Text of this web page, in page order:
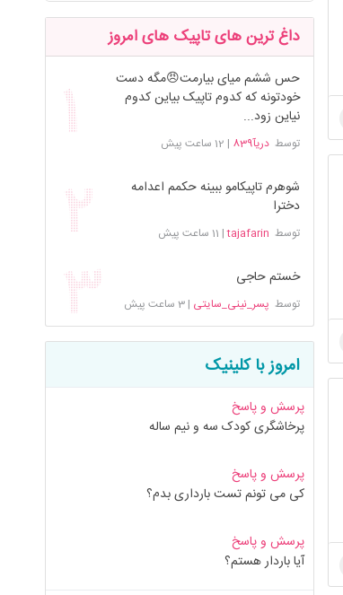
داغ ترین های تاپیک های امروز
حس ششم میای بیارمت😠مگه دست
خودتونه که کدوم تاپیک بیاین کدوم
نیاین زود...
توسطدریآ839 | 12 ساعت پیش
شوهرم تاپیکامو ببینه حکمم اعدامه
دخترا
توسط tajafarin
| 11 ساعت پیش
خستم حاجی
توسط پسر_نینی_سایتی |3 ساعت پیش
امروز با کلینیک
پرسش و پاسخ
پرخاشگری کودک سه و نیم ساله
پرسش و پاسخ
کی می تونم تست بارداری بدم؟
پرسش و پاسخ
آیا باردار هستم؟